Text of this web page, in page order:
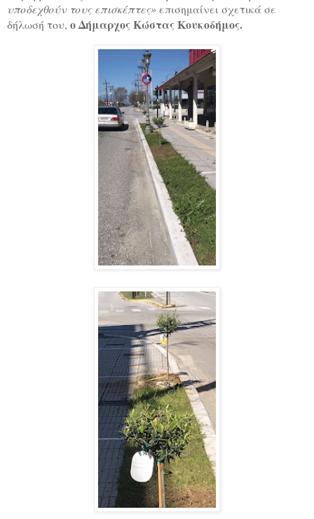
υποδεχθούν τους επισκέπτες» επισημαίνει σχετικά σε
δήλωσή του, ο Δήμαρχος Κώστας Κουκοδήμος.